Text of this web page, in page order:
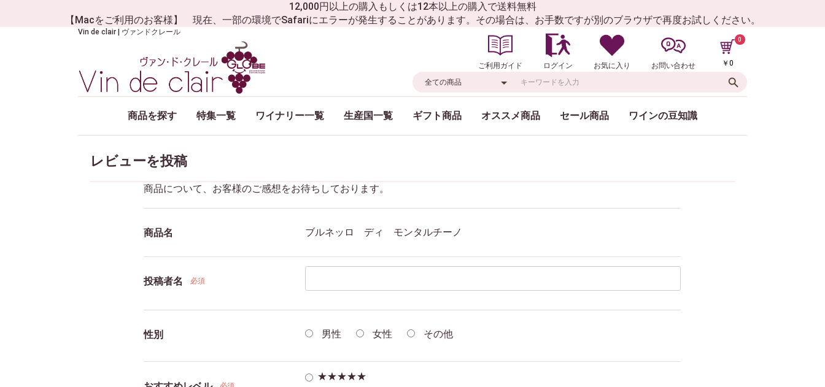
12,000円以上の購入もしくは12本以上の購入で送料無料
【Macをご利用のお客様】 現在、一部の環境でSafariにエラーが発生することがあります。その場合は、お手数ですが別のブラウザで再度お試しください。
Vin de clair | ヴァンドクレール
ご利用ガイド ログイン お気に入り お問い合わせ
0
￥0
商品を探す 特集一覧 ワイナリー一覧 生産国一覧 ギフト商品 オススメ商品 セール商品 ワインの豆知識
レビューを投稿
商品について、お客様のご感想をお待ちしております。
商品名 ブルネッロ ディ モンタルチーノ
投稿者名 必須
性別 男性 女性 その他
★★★★★